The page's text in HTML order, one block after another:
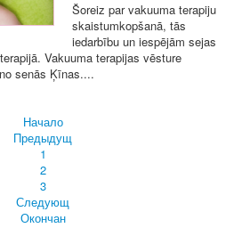
Šoreiz par vakuuma terapiju
skaistumkopšanā, tās
iedarbību un iespējām sejas
Vakuuma terapijas vēsture
senās Ķīnas....
Начало
Предыдущ
1
2
3
Следующ
Окончан